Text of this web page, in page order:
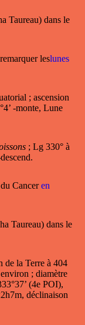
Taureau) dans le
leslunes
; ascension
-monte, Lune
; Lg 330° à
Canceren
Taureau) dans le
de la Terre à 404
; diamètre
(4e POI),
déclinaison